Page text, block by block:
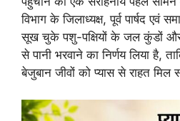
विभाग के जिलाध्यक्ष, पूर्व पार्षद एवं
सूख चुके पशु-पक्षियों के जल कुंडों
से पानी भरवाने का निर्णय लिया है,
बेजुबान जीवों को प्यास से राहत मिल